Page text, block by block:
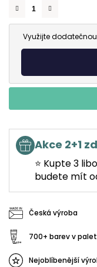
Využijte
Akce 2+1
⭐ Kupte 3
budete mít
Česká výroba
700+ barev v
Nejoblíbenější